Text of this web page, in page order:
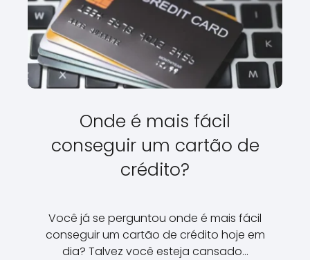
Onde é mais fácil
conseguir um cartão de
crédito?
Você já se perguntou onde é mais fácil
conseguir um cartão de crédito hoje em
dia? Talvez você esteja cansado…